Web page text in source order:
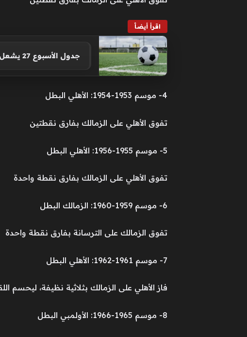
اقرأ أيضاً
جدول الأسبوع 27 يشعل الصراع.. قمة الحسين والفيصلي تترقب حسم صدارة الدوري الأردني
4- موسم 1953-1954: الأهلي البطل
تفوق الأهلي على الزمالك بفارق نقطتين
5- موسم 1955-1956: الأهلي البطل
تفوق الأهلي على الزمالك بفارق نقطة واحدة
6- موسم 1959-1960: الزمالك البطل
تفوق الزمالك على الترسانة بفارق نقطة واحدة
7- موسم 1961-1962: الأهلي البطل
فاز الأهلي على الزمالك بثلاثية نظيفة، ليحسم
8- موسم 1965-1966: الأولمبي البطل